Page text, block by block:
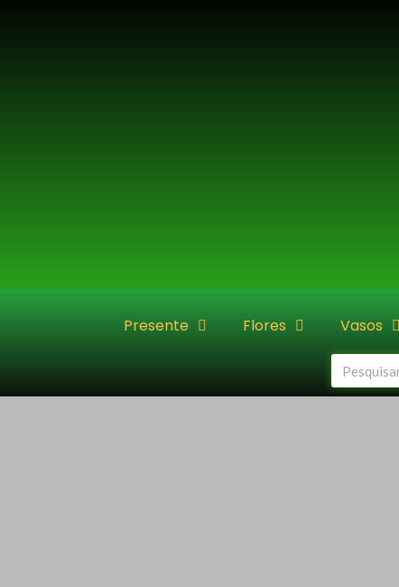
Presente Flores Vasos
Pesquisar